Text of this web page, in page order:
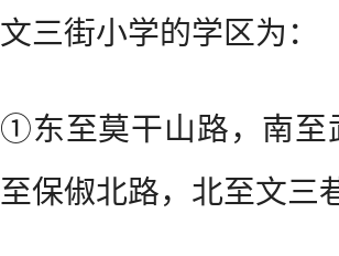
文三街小学的学区为：
①东至莫干山路，南至
至保俶北路，北至文三